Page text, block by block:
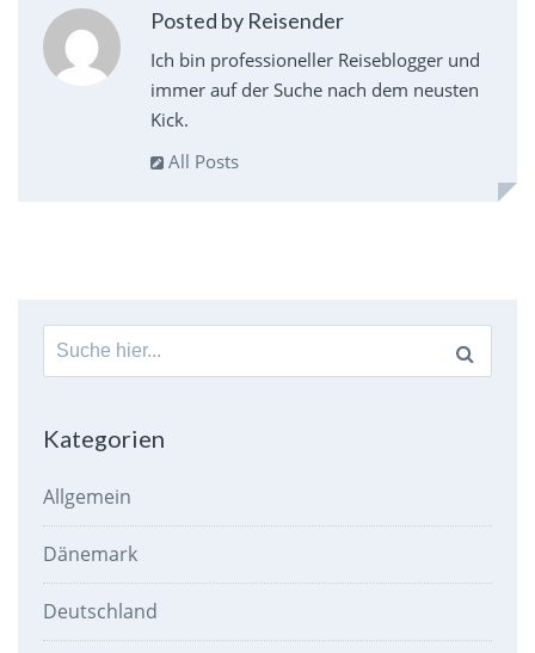
Posted by Reisender
Ich bin professioneller Reiseblogger und
immer auf der Suche nach dem neusten
Kick.
All Posts
Suche
nach:
Kategorien
Allgemein
Dänemark
Deutschland